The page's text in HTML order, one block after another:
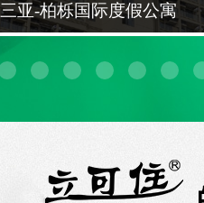
三亚-柏栎国际度假公寓